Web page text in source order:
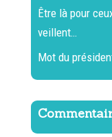
Être là pour
veillent…
Mot du